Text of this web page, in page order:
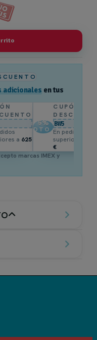
adicionales en tus
a 625
5%
DTO.
CUPÓN
BW5
En pedidos
superiores a
€
marcas IMEX y